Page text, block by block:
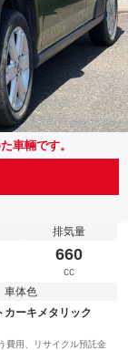
車輛です。
排気量
660
cc
車体色
カーキメタリック
費用、リサイクル預託金